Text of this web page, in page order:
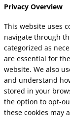
Privacy Overview
This website uses
navigate through
categorized as
are essential for
website. We also
and understand
stored in your
the option to opt-
these cookies may